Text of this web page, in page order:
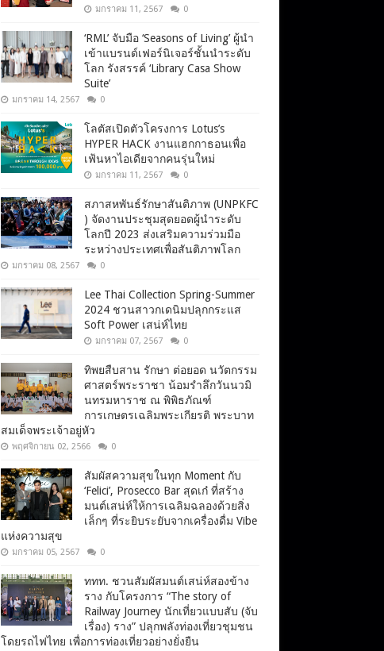
มกราคม 11, 2567 0
‘RML’ จับมือ ‘Seasons of Living’ ผู้นำ
เข้าแบรนด์เฟอร์นิเจอร์ชั้นนำระดับ
โลก รังสรรค์ ‘Library Casa Show
Suite’
มกราคม 14, 2567 0
โลตัสเปิดตัวโครงการ Lotus’s
HYPER HACK งานแฮกกาธอนเพื่อ
เฟ้นหาไอเดียจากคนรุ่นใหม่
มกราคม 11, 2567 0
สภาสหพันธ์รักษาสันติภาพ (UNPKFC
) จัดงานประชุมสุดยอดผู้นำระดับ
โลกปี 2023 ส่งเสริมความร่วมมือ
ระหว่างประเทศเพื่อสันติภาพโลก
มกราคม 08, 2567 0
Lee Thai Collection Spring-Summer
2024 ชวนสาวกเดนิมปลุกกระแส
Soft Power เสน่ห์ไทย
มกราคม 07, 2567 0
ทิพยสืบสาน รักษา ต่อยอด นวัตกรรม
ศาสตร์พระราชา น้อมรำลึกวันนวมิ
นทรมหาราช ณ พิพิธภัณฑ์
การเกษตรเฉลิมพระเกียรติ พระบาท
สมเด็จพระเจ้าอยู่หัว
พฤศจิกายน 02, 2566 0
สัมผัสความสุขในทุก Moment กับ
‘Felici’, Prosecco Bar สุดเก๋ ที่สร้าง
มนต์เสน่ห์ให้การเฉลิมฉลองด้วยสิ่ง
เล็กๆ ที่ระยิบระยับจากเครื่องดื่ม Vibe
แห่งความสุข
มกราคม 05, 2567 0
ททท. ชวนสัมผัสมนต์เสน่ห์สองข้าง
ราง กับโครงการ “The story of
Railway Journey นักเที่ยวแบบสับ (จับ
เรื่อง) ราง” ปลุกพลังท่องเที่ยวชุมชน
โดยรถไฟไทย เพื่อการท่องเที่ยวอย่างยั่งยืน